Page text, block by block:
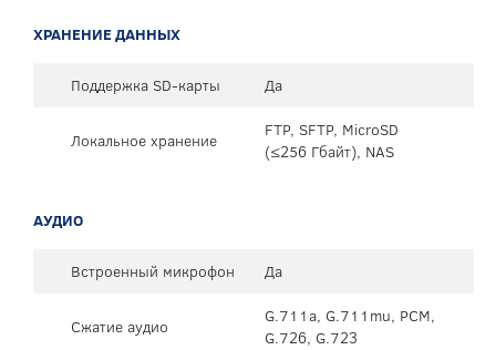
ХРАНЕНИЕ ДАННЫХ
Поддержка SD-карты Да
Локальное хранение
FTP, SFTP, MicroSD
(≤256 Гбайт), NAS
АУДИО
Встроенный микрофон Да
Сжатие аудио
G.711a, G.711mu, PCM,
G.726, G.723